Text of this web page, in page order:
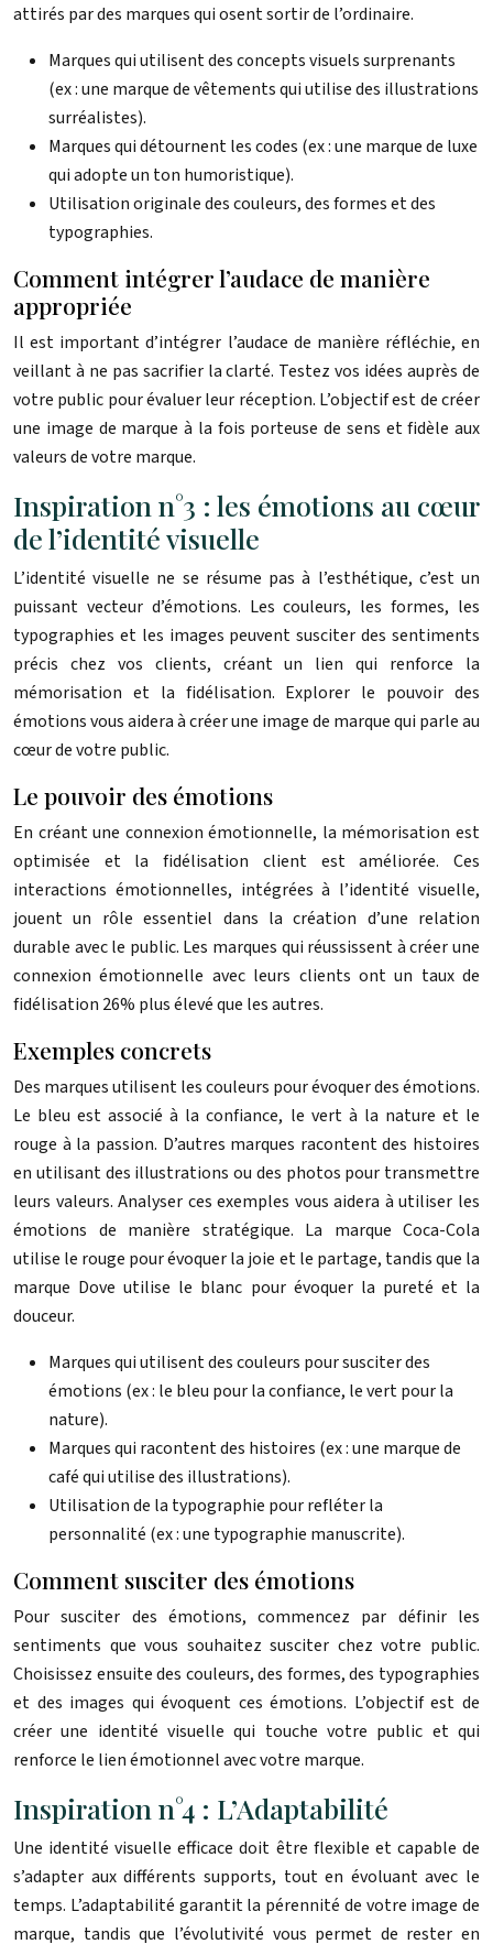
attirés par des marques qui osent sortir de l’ordinaire.
Marques qui utilisent des concepts visuels surprenants
(ex : une marque de vêtements qui utilise des illustrations
surréalistes).
Marques qui détournent les codes (ex : une marque de luxe
qui adopte un ton humoristique).
Utilisation originale des couleurs, des formes et des
typographies.
Comment intégrer l’audace de manière
appropriée
Il est important d’intégrer l’audace de manière réfléchie, en
veillant à ne pas sacrifier la clarté. Testez vos idées auprès de
votre public pour évaluer leur réception. L’objectif est de créer
une image de marque à la fois porteuse de sens et fidèle aux
valeurs de votre marque.
Inspiration n°3 : les émotions au cœur
de l’identité visuelle
L’identité visuelle ne se résume pas à l’esthétique, c’est un
puissant vecteur d’émotions. Les couleurs, les formes, les
typographies et les images peuvent susciter des sentiments
précis chez vos clients, créant un lien qui renforce la
mémorisation et la fidélisation. Explorer le pouvoir des
émotions vous aidera à créer une image de marque qui parle au
cœur de votre public.
Le pouvoir des émotions
En créant une connexion émotionnelle, la mémorisation est
optimisée et la fidélisation client est améliorée. Ces
interactions émotionnelles, intégrées à l’identité visuelle,
jouent un rôle essentiel dans la création d’une relation
durable avec le public. Les marques qui réussissent à créer une
connexion émotionnelle avec leurs clients ont un taux de
fidélisation 26% plus élevé que les autres.
Exemples concrets
Des marques utilisent les couleurs pour évoquer des émotions.
Le bleu est associé à la confiance, le vert à la nature et le
rouge à la passion. D’autres marques racontent des histoires
en utilisant des illustrations ou des photos pour transmettre
leurs valeurs. Analyser ces exemples vous aidera à utiliser les
émotions de manière stratégique. La marque Coca-Cola
utilise le rouge pour évoquer la joie et le partage, tandis que la
marque Dove utilise le blanc pour évoquer la pureté et la
douceur.
Marques qui utilisent des couleurs pour susciter des
émotions (ex : le bleu pour la confiance, le vert pour la
nature).
Marques qui racontent des histoires (ex : une marque de
café qui utilise des illustrations).
Utilisation de la typographie pour refléter la
personnalité (ex : une typographie manuscrite).
Comment susciter des émotions
Pour susciter des émotions, commencez par définir les
sentiments que vous souhaitez susciter chez votre public.
Choisissez ensuite des couleurs, des formes, des typographies
et des images qui évoquent ces émotions. L’objectif est de
créer une identité visuelle qui touche votre public et qui
renforce le lien émotionnel avec votre marque.
Inspiration n°4 : L’Adaptabilité
Une identité visuelle efficace doit être flexible et capable de
s’adapter aux différents supports, tout en évoluant avec le
temps. L’adaptabilité garantit la pérennité de votre image de
marque, tandis que l’évolutivité vous permet de rester en